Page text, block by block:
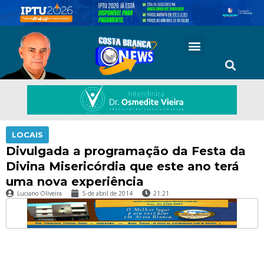
LOCAIS
Divulgada a programação da Festa da
Divina Misericórdia que este ano terá
uma nova experiência
Luciano Oliveira 5 de abril de 2014 21:21